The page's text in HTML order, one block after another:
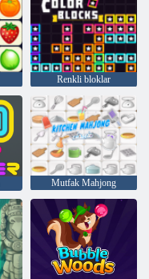
Renkli bloklar
Mutfak Mahjong